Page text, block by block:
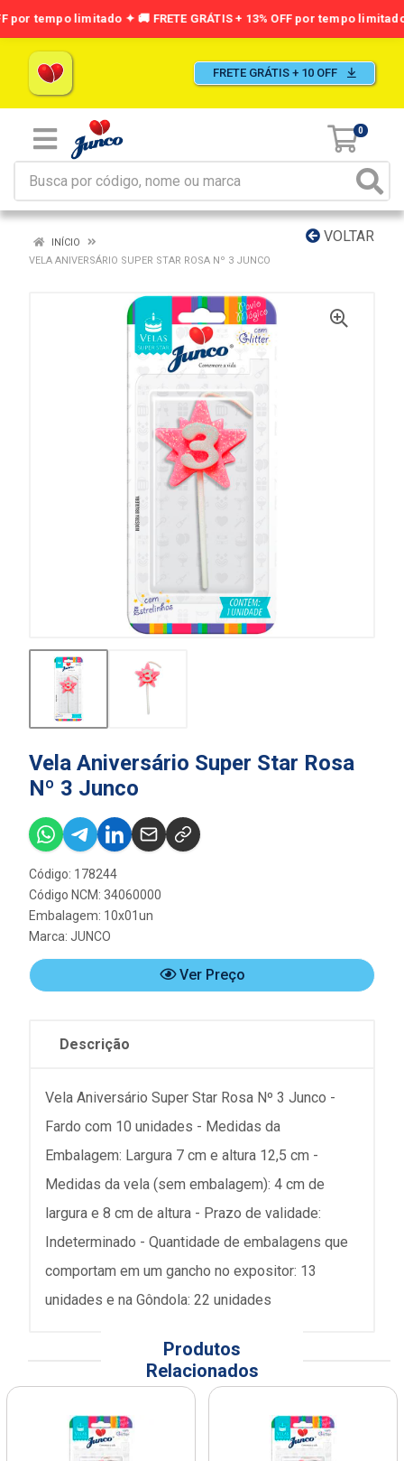
FRETE GRÁTIS + 10 OFF
0
VOLTAR
INÍCIO
VELA ANIVERSÁRIO SUPER STAR ROSA Nº 3 JUNCO
Vela Aniversário Super Star Rosa
Nº 3 Junco
Código: 178244
Código NCM: 34060000
Embalagem: 10x01un
Marca: JUNCO
Ver Preço
Descrição
Vela Aniversário Super Star Rosa Nº 3 Junco -
Fardo com 10 unidades - Medidas da
Embalagem: Largura 7 cm e altura 12,5 cm -
Medidas da vela (sem embalagem): 4 cm de
largura e 8 cm de altura - Prazo de validade:
Indeterminado - Quantidade de embalagens que
comportam em um gancho no expositor: 13
unidades e na Gôndola: 22 unidades
Produtos
Relacionados